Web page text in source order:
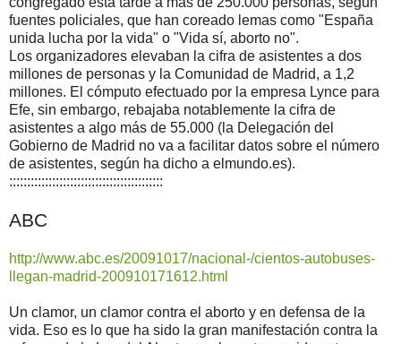
fuentes policiales, que han coreado lemas como "España
unida lucha por la vida" o "Vida sí, aborto no".
Los organizadores elevaban la cifra de asistentes a dos
millones de personas y la Comunidad de Madrid, a 1,2
millones. El cómputo efectuado por la empresa Lynce para
Efe, sin embargo, rebajaba notablemente la cifra de
asistentes a algo más de 55.000 (la Delegación del
Gobierno de Madrid no va a facilitar datos sobre el número
de asistentes, según ha dicho a elmundo.es).
:::::::::::::::::::::::::::::::::::::::::::
ABC
http://www.abc.es/20091017/nacional-/cientos-autobuses-
llegan-madrid-200910171612.html
Un clamor, un clamor contra el aborto y en defensa de la
vida. Eso es lo que ha sido la gran manifestación contra la